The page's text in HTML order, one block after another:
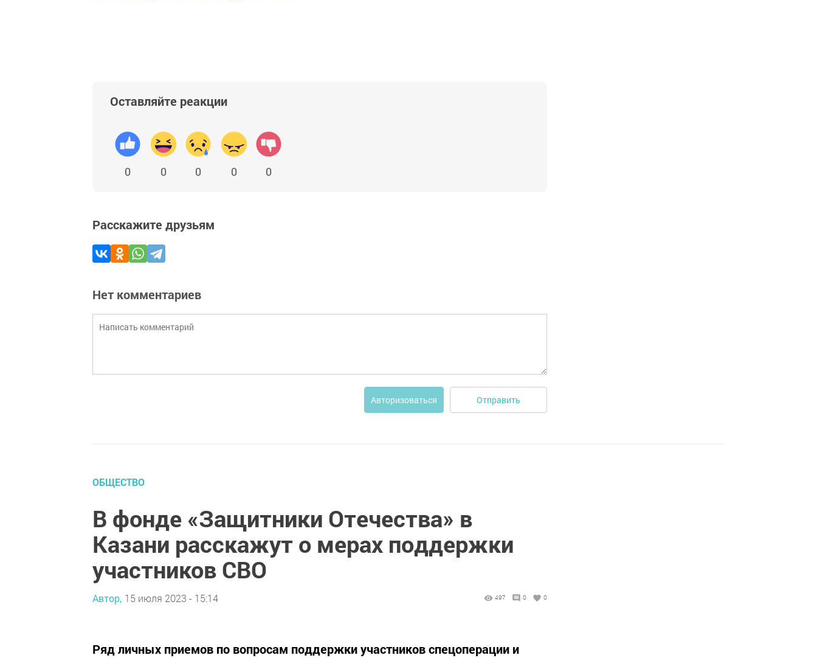
Оставляйте реакции
0 0 0 0 0
Расскажите друзьям
Нет комментариев
Авторизоваться Отправить
ОБЩЕСТВО
В фонде «Защитники Отечества» в
Казани расскажут о мерах поддержки
участников СВО
Автор, 15 июля 2023 - 15:14 497 0 0
Ряд личных приемов по вопросам поддержки участников спецоперации и